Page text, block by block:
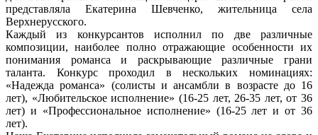
представляла Екатерина Шевченко, жительница села
Верхнерусского.
Каждый из конкурсантов исполнил по две различные
композиции, наиболее полно отражающие особенности их
понимания романса и раскрывающие различные грани
таланта. Конкурс проходил в нескольких номинациях:
«Надежда романса» (солисты и ансамбли в возрасте до 16
лет), «Любительское исполнение» (16-25 лет, 26-35 лет, от 36
лет) и «Профессиональное исполнение» (16-25 лет и от 36
лет).